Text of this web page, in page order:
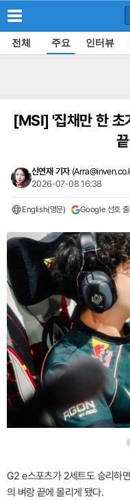
전체 주요 인터뷰
[MSI]'집채만 한 초
신연재 기자 (
2026-07-08 16:38
English(영문) Google 선호 출
G2 e스포츠가 2세트도 승리하
의 벼랑 끝에 몰리게 됐다.